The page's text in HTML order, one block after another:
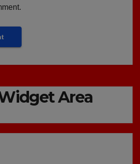
Area